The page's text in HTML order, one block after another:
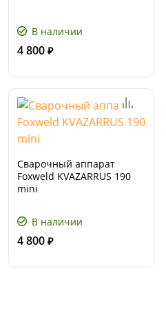
В наличии
4 800 ₽
Сварочный аппарат
Foxweld KVAZARRUS 190
mini
В наличии
4 800 ₽